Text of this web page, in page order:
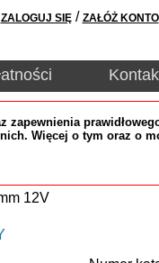
ZALOGUJ SIĘ/ ZAŁÓŻ KONTO
Więcej o tym oraz o
12V